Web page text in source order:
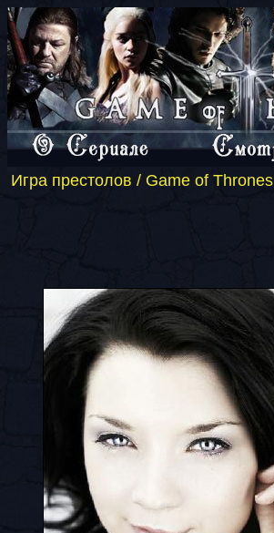
Игра престолов / Game of Thrones